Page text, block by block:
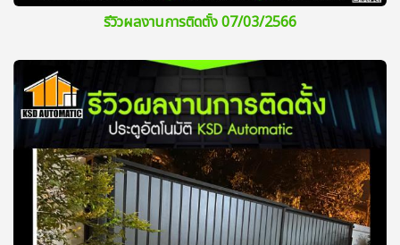
รีวิวผลงานการติดตั้ง 07/03/2566